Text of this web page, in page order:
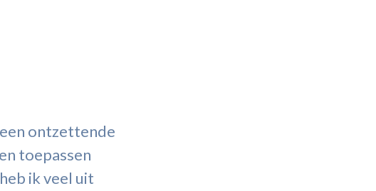
ontzettende
toepassen
ik veel uit